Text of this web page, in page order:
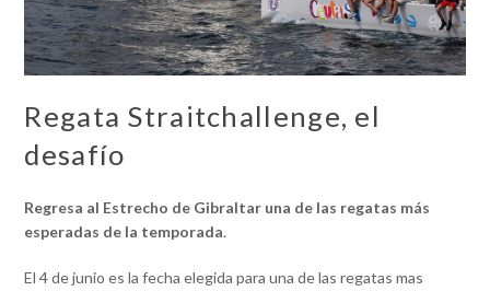
Regata Straitchallenge, el
desafío
Regresa al Estrecho de Gibraltar una de las regatas más
esperadas de la temporada.
El 4 de junio es la fecha elegida para una de las regatas mas